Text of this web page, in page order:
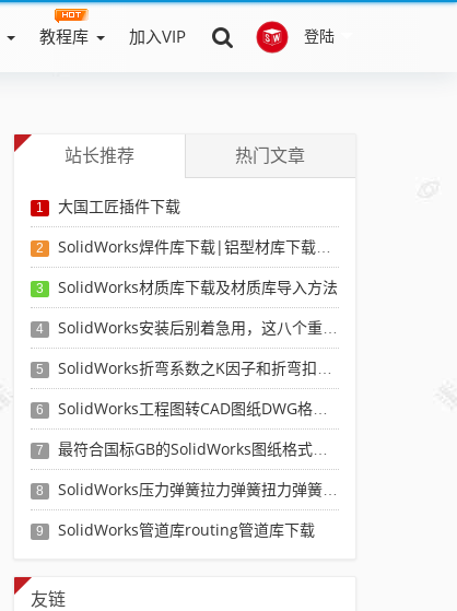
登陆
教程库 加入VIP
站长推荐 热门文章
1 大国工匠插件下载
2 SolidWorks焊件库下载|铝型材库下载|附sw焊件库添加配置使用教程
3 SolidWorks材质库下载及材质库导入方法
4 SolidWorks安装后别着急用，这八个重要SolidWorks设置可以提高你的画图效率
5 SolidWorks折弯系数之K因子和折弯扣除表-溪风推荐
6 SolidWorks工程图转CAD图纸DWG格式映射文件无乱码可分层-溪风亲测推荐
7 最符合国标GB的SolidWorks图纸格式和图纸模板下载-溪风专用版
8 SolidWorks压力弹簧拉力弹簧扭力弹簧涡卷弹簧自动生成宏程序下载
9 SolidWorks管道库routing管道库下载
友链